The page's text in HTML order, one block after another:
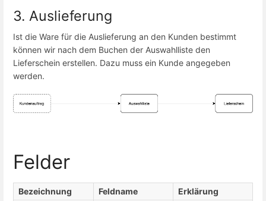
3. Auslieferung
Ist die Ware für die Auslieferung an den Kunden bestimmt
können wir nach dem Buchen der Auswahlliste den
Lieferschein erstellen. Dazu muss ein Kunde angegeben
werden.
Felder
Bezeichnung Feldname
Erklärung